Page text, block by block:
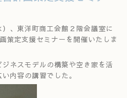
、東洋町商工会館２階会議室に
策定支援セミナーを開催いたしま
ネスモデルの構築や空き家を活
内容の講習でした。